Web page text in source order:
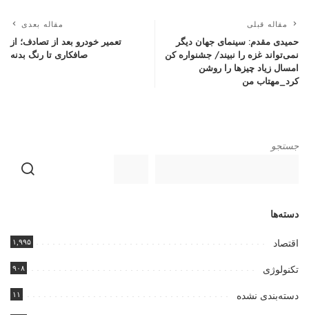
مقاله قبلی
حمیدی مقدم: سینمای جهان دیگر
نمی‌تواند غزه را نبیند/ جشنواره کن
امسال زیاد چیزها را روشن
کرد_مهتاب من
مقاله بعدی
تعمیر خودرو بعد از تصادف؛ از
صافکاری تا رنگ بدنه
جستجو
دسته‌ها
اقتصاد ۱,۹۹۵
تکنولوژی ۹۰۸
دسته‌بندی نشده ۱۱